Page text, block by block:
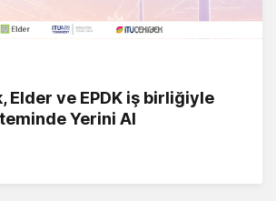
Elder ve EPDK iş birliğiyle
Yerini Al